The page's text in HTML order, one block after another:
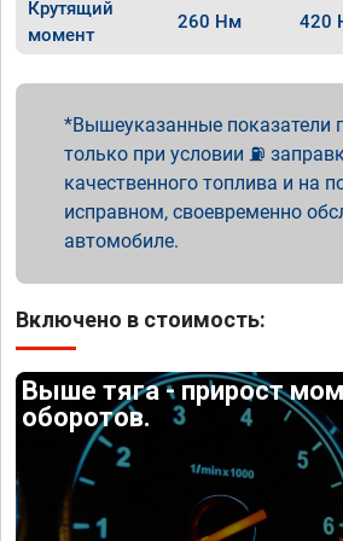
Крутящий
момент
260 Нм 420
Вышеуказанные показатели
только при условии ⛽
качественного топлива и на
исправном, своевременно
автомобиле.
Включено в стоимость:
Выше тяга - прирост
оборотов.